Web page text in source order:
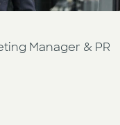
Manager & PR